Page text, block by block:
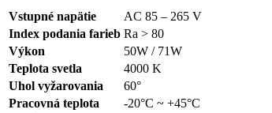
Vstupné napätie
AC 85 – 265 V
Index podania farieb Ra > 80
Výkon
50W / 71W
Teplota svetla
4000 K
Uhol vyžarovania
60°
Pracovná teplota
-20°C ~ +45°C